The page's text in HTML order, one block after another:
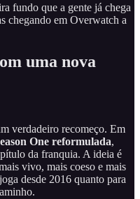
fundo que a gente já chega
chegando em Overwatch a
uma nova
verdadeiro recomeço. Em
One reformulada,
da franquia. A ideia é
vivo, mais coeso e mais
desde 2016 quanto para